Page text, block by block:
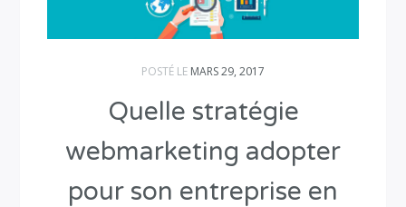
POSTÉ LE MARS 29, 2017
Quelle stratégie
webmarketing adopter
pour son entreprise en